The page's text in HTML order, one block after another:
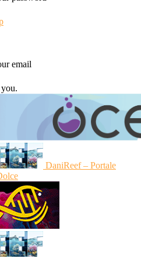
email
DaniReef – Portale